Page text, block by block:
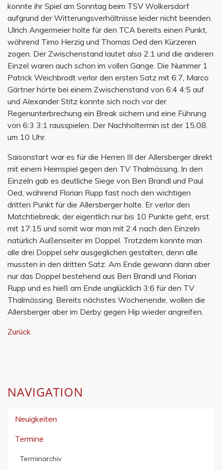
konnte ihr Spiel am Sonntag beim TSV Wolkersdorf
aufgrund der Witterungsverhältnisse leider nicht beenden.
Ulrich Angermeier holte für den TCA bereits einen Punkt,
während Timo Herzig und Thomas Oed den Kürzeren
zogen. Der Zwischenstand lautet also 2:1 und die anderen
Einzel waren auch schon im vollen Gange. Die Nummer 1
Patrick Weichbrodt verlor den ersten Satz mit 6:7, Marco
Gärtner hörte bei einem Zwischenstand von 6:4 4:5 auf
und Alexander Stitz konnte sich noch vor der
Regenunterbrechung ein Break sichern und eine Führung
von 6:3 3:1 rausspielen. Der Nachholtermin ist der 15.08.
um 10 Uhr.
Saisonstart war es für die Herren III der Allersberger direkt
mit einem Heimspiel gegen den TV Thalmässing. In den
Einzeln gab es deutliche Siege von Ben Brandl und Paul
Oed, während Florian Rupp fast noch den wichtigen
dritten Punkt für die Allersberger holte. Er verlor den
Matchtiebreak, der eigentlich nur bis 10 Punkte geht, erst
mit 17:15 und somit war man mit 2:4 nach den Einzeln
natürlich Außenseiter im Doppel. Trotzdem konnte man
alle drei Doppel sehr ausgeglichen gestalten, denn alle
mussten in den dritten Satz. Am Ende gewann dann aber
nur das Doppel bestehend aus Ben Brandl und Florian
Rupp und es hieß am Ende unglücklich 3:6 für den TV
Thalmässing. Bereits nächstes Wochenende, wollen die
Allersberger aber im Derby gegen Hip wieder angreifen.
Zurück
NAVIGATION
Neuigkeiten
Termine
Terminarchiv